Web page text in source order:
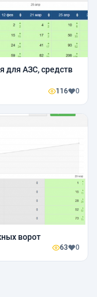
для АЗС, средств
116 0
ворот
63 0